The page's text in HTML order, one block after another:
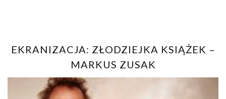
EKRANIZACJA: ZŁODZIEJKA KSIĄŻEK –
MARKUS ZUSAK